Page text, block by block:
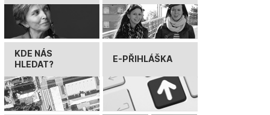
KDE NÁS
HLEDAT?
E-PŘIHLÁŠKA